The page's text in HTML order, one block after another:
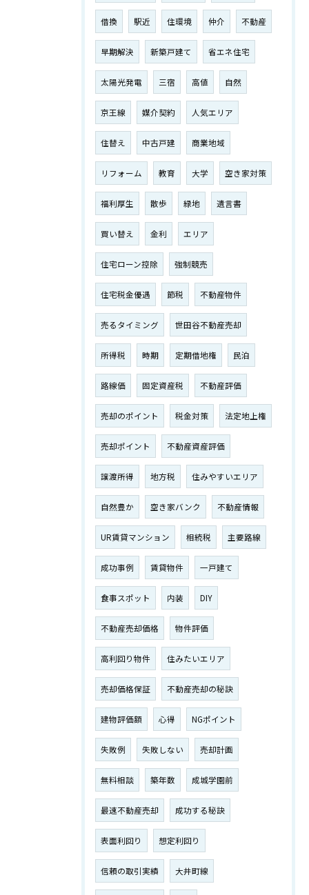
借換 駅近 住環境 仲介 不動産
早期解決 新築戸建て 省エネ住宅
太陽光発電 三宿 高値 自然
京王線 媒介契約 人気エリア
住替え 中古戸建 商業地域
リフォーム 教育 大学 空き家対策
福利厚生 散歩 緑地 遺言書
買い替え 金利 エリア
住宅ローン控除 強制競売
住宅税金優遇 節税 不動産物件
売るタイミング 世田谷不動産売却
所得税 時期 定期借地権 民泊
路線価 固定資産税 不動産評価
売却のポイント 税金対策 法定地上権
売却ポイント 不動産資産評価
譲渡所得 地方税 住みやすいエリア
自然豊か 空き家バンク 不動産情報
UR賃貸マンション 相続税 主要路線
成功事例 賃貸物件 一戸建て
食事スポット 内装 DIY
不動産売却価格 物件評価
高利回り物件 住みたいエリア
売却価格保証 不動産売却の秘訣
建物評価額 心得 NGポイント
失敗例 失敗しない 売却計画
無料相談 築年数 成城学園前
最速不動産売却 成功する秘訣
表面利回り 想定利回り
信頼の取引実績 大井町線